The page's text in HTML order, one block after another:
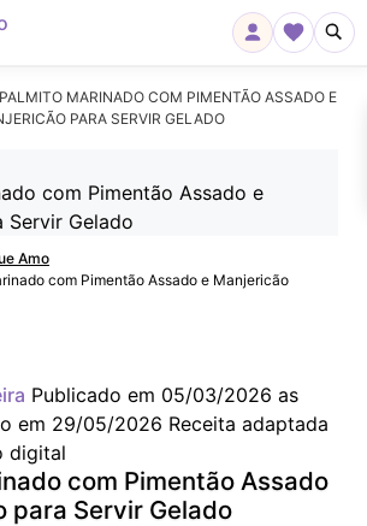
PALMITO MARINADO COM PIMENTÃO ASSADO E
PARA SERVIR GELADO
Amo
com Pimentão Assado e Manjericão
Publicado em 05/03/2026 as
em 29/05/2026 Receita adaptada
digital
com Pimentão Assado
para Servir Gelado